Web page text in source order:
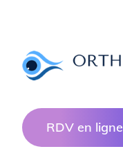
RDV en ligne